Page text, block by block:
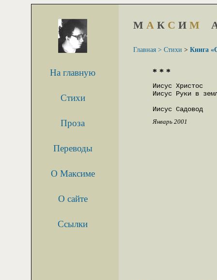
На главную
Стихи
Проза
Переводы
О Максиме
О сайте
Ссылки
М А К С И М
Главная > Стихи > Книга
* * *
Иисус
Иисус Руки в
Иисус Садовод
Январь 2001